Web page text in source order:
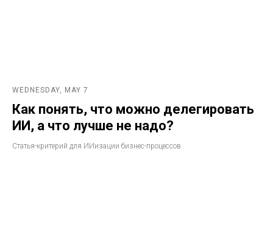
WEDNESDAY, MAY 7
Как понять, что можно делегировать
ИИ, а что лучше не надо?
Статья-критерий для ИИизации бизнес-процессов.